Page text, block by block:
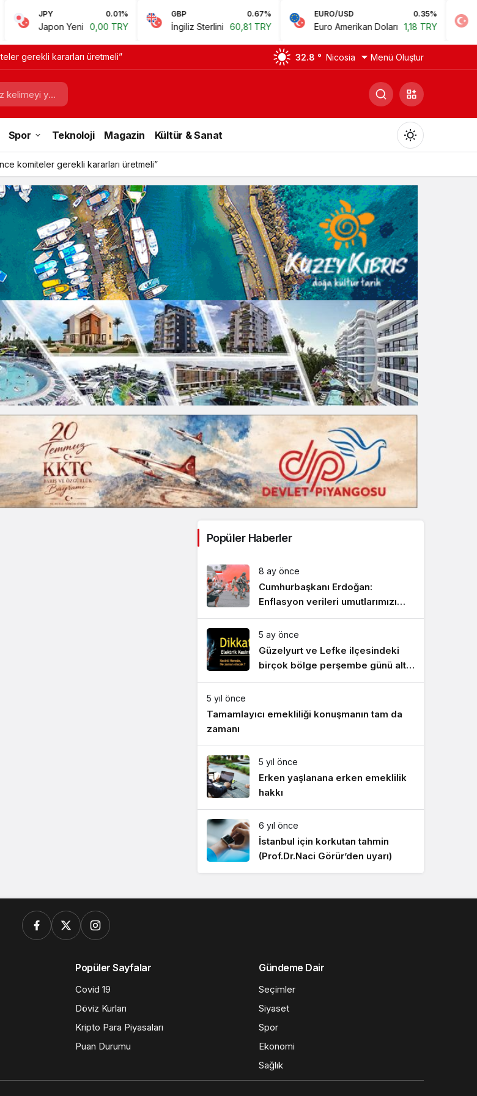
JPY
Japon Yeni 0,00 TRY
GBP
İngiliz Sterlini 60,81 TRY
EURO/USD
Euro Amerikan Doları 1,18 TRY
BIST
Bist 100
gerekli kararları üretmeli” 32.8 ° Nicosia Menü Oluştur
Spor Teknoloji Magazin Kültür & Sanat
Gündüz Modu
Gündüz modunu seçin.
Gece Modu
Gece modunu seçin.
Sistem Modu
Sistem modunu seçin.
komiteler gerekli kararları üretmeli”
Popüler Haberler
8 ay önce
Cumhurbaşkanı Erdoğan:
Enflasyon verileri umutlarımızı
artırdı
5 ay önce
Güzelyurt ve Lefke ilçesindeki
birçok bölge perşembe günü altı
saat elektriksiz kalacak
5 yıl önce
Tamamlayıcı emekliliği konuşmanın tam da
zamanı
5 yıl önce
Erken yaşlanana erken emeklilik
hakkı
6 yıl önce
İstanbul için korkutan tahmin
(Prof.Dr.Naci Görür’den uyarı)
Popüler Sayfalar
Covid 19
Döviz Kurları
Kripto Para Piyasaları
Puan Durumu
Gündeme Dair
Seçimler
Siyaset
Spor
Ekonomi
Sağlık